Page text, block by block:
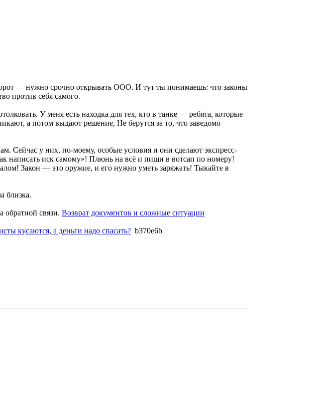
— нужно срочно открывать ООО. И тут ты понимаешь: что законы
против себя самого.
У меня есть находка для тех, кто в танке — ребята, которые
а потом выдают решение, Не берутся за то, что заведомо
Сейчас у них, по-моему, особые условия и они сделают экспресс-
написать иск самому»! Плюнь на всё и пиши в вотсап по номеру!
Закон — это оружие, и его нужно уметь заряжать! Тыкайте в
близка.
связи. Возврат документов и сложные ситуации
кусаются, а деньги надо спасать? b370e6b